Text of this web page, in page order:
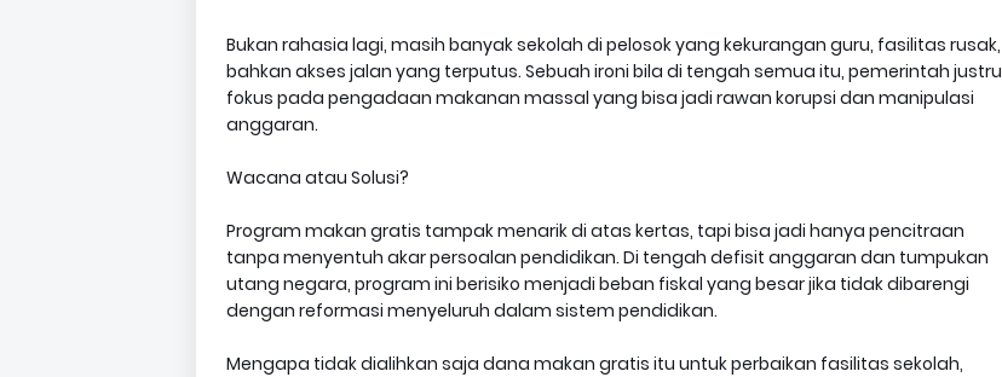
Bukan rahasia lagi, masih banyak sekolah di pelosok yang kekurangan guru, fasilitas rusak,
bahkan akses jalan yang terputus. Sebuah ironi bila di tengah semua itu, pemerintah justru
fokus pada pengadaan makanan massal yang bisa jadi rawan korupsi dan manipulasi
anggaran.
Wacana atau Solusi?
Program makan gratis tampak menarik di atas kertas, tapi bisa jadi hanya pencitraan
tanpa menyentuh akar persoalan pendidikan. Di tengah defisit anggaran dan tumpukan
utang negara, program ini berisiko menjadi beban fiskal yang besar jika tidak dibarengi
dengan reformasi menyeluruh dalam sistem pendidikan.
Mengapa tidak dialihkan saja dana makan gratis itu untuk perbaikan fasilitas sekolah,